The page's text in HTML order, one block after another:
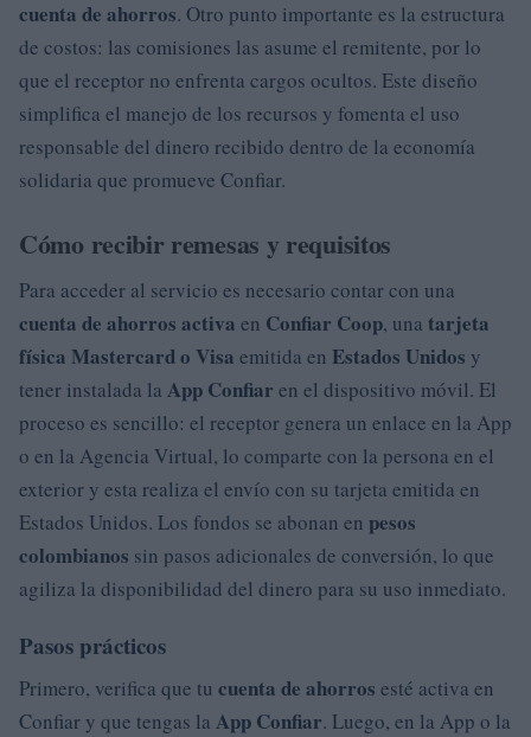
cuenta de ahorros. Otro punto importante es la estructura
de costos: las comisiones las asume el remitente, por lo
que el receptor no enfrenta cargos ocultos. Este diseño
simplifica el manejo de los recursos y fomenta el uso
responsable del dinero recibido dentro de la economía
solidaria que promueve Confiar.
Cómo recibir remesas y requisitos
Para acceder al servicio es necesario contar con una
cuenta de ahorros activa en Confiar Coop, una tarjeta
física Mastercard o Visa emitida en Estados Unidos y
tener instalada la App Confiar en el dispositivo móvil. El
proceso es sencillo: el receptor genera un enlace en la App
o en la Agencia Virtual, lo comparte con la persona en el
exterior y esta realiza el envío con su tarjeta emitida en
Estados Unidos. Los fondos se abonan en pesos
colombianos sin pasos adicionales de conversión, lo que
agiliza la disponibilidad del dinero para su uso inmediato.
Pasos prácticos
Primero, verifica que tu cuenta de ahorros esté activa en
Confiar y que tengas la App Confiar. Luego, en la App o la